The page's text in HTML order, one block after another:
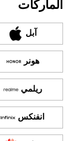
الماركات
آبل
هونر
ريلمي
انفنكس